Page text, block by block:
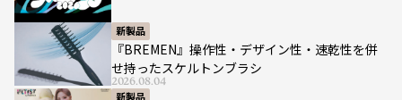
新製品
『BREMEN』操作性・デザイン性・速乾性を併
せ持ったスケルトンブラシ
2026.08.04
新製品